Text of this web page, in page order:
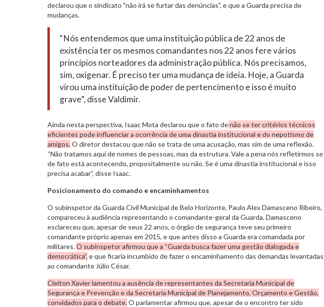
declarou que o sindicato "não irá se furtar das denúncias", e que a Guarda precisa de
mudanças.
“Nós entendemos que uma instituição pública de 22 anos de
existência ter os mesmos comandantes nos 22 anos fere vários
princípios norteadores da administração pública. Nós precisamos,
sim, oxigenar. É preciso ter uma mudança de ideia. Hoje, a Guarda
virou uma instituição de poder de pertencimento e isso é muito
grave”, disse Valdimir.
Ainda nesta perspectiva, Isaac Mota declarou que o fato denão se ter critérios técnicos
eficientes pode influenciar a ocorrência de uma dinastia institucional e do nepotismo de
amigos.O diretor destacou que não se trata de uma acusação, mas sim de uma reflexão.
“Não tratamos aqui de nomes de pessoas, mas da estrutura. Vale a pena nós refletirmos se
de fato está acontecendo, propositalmente ou não. Se é uma dinastia institucional e isso
precisa acabar”, disse Isaac.
Posicionamento do comando e encaminhamentos
O subinspetor da Guarda Civil Municipal de Belo Horizonte, Paulo Alex Damasceno Ribeiro,
compareceu à audiência representando o comandante-geral da Guarda. Damasceno
esclareceu que, apesar de seus 22 anos, o órgão de segurança teve seu primeiro
comandante próprio apenas em 2015, e que antes disso a Guarda era comandada por
militares.O subinspetor afirmou que a “Guarda busca fazer uma gestão dialogada e
democrática”, e que ficaria incumbido de fazer o encaminhamento das demandas levantadas
ao comandante Júlio César.
Cleiton Xavier lamentou a ausência de representantes da Secretaria Municipal de
Segurança e Prevenção e da Secretaria Municipal de Planejamento, Orçamento e Gestão,
convidados para o debate.O parlamentar afirmou que, apesar de o encontro ter sido